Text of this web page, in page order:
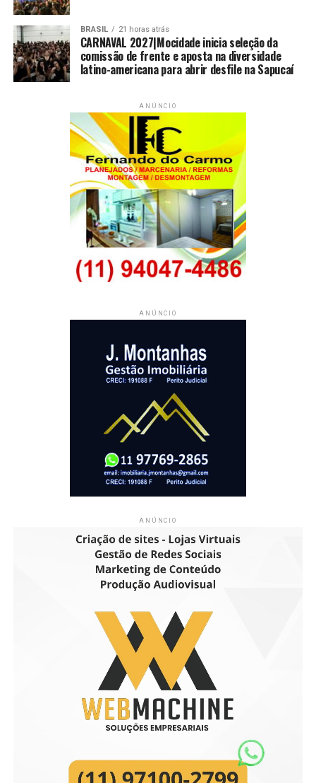
BRASIL 21 horas atrás
CARNAVAL 2027|Mocidade inicia seleção da
comissão de frente e aposta na diversidade
latino-americana para abrir desfile na Sapucaí
ANÚNCIO
ANÚNCIO
ANÚNCIO